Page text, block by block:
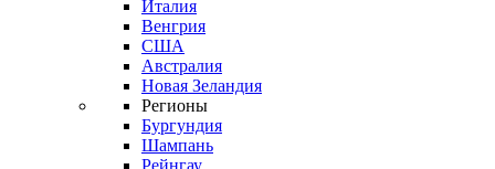
Италия
Венгрия
США
Австралия
Новая Зеландия
Регионы
Бургундия
Шампань
Рейнгау